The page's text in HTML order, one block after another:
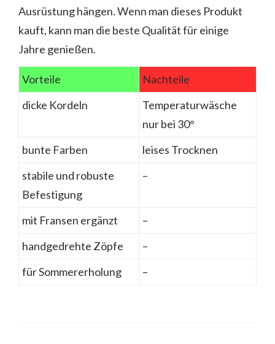
Ausrüstung hängen. Wenn man dieses Produkt
kauft, kann man die beste Qualität für einige
Jahre genießen.
Vorteile
Nachteile
dicke Kordeln
Temperaturwäsche
nur bei 30°
bunte Farben
leises Trocknen
stabile und robuste
Befestigung
–
mit Fransen ergänzt
–
handgedrehte Zöpfe
–
für Sommererholung
–